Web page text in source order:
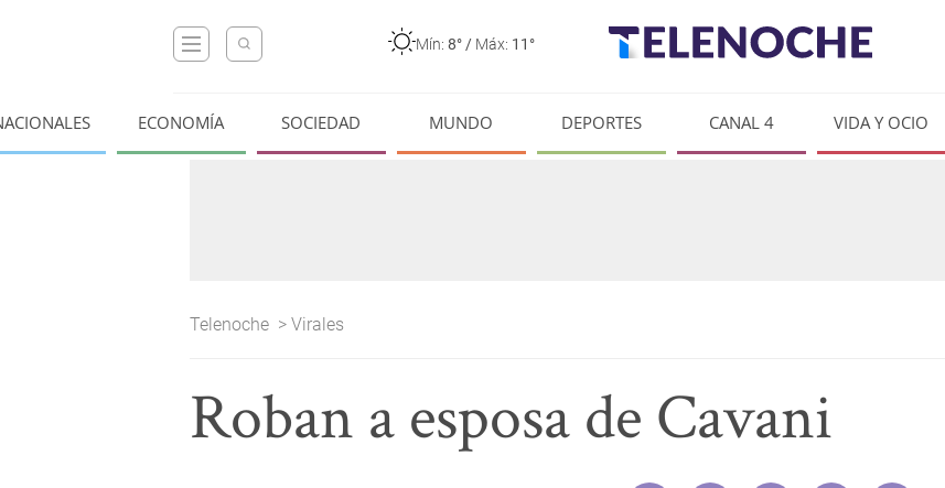
Mín: 8° / Máx: 11°
ECONOMÍA SOCIEDAD MUNDO DEPORTES CANAL 4 VIDA Y OCIO
Telenoche > Virales
Roban a esposa de Cavani